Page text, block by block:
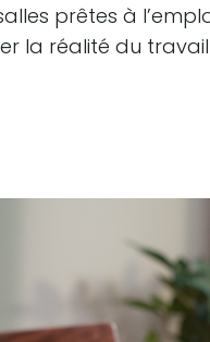
prêtes à
la réalité du